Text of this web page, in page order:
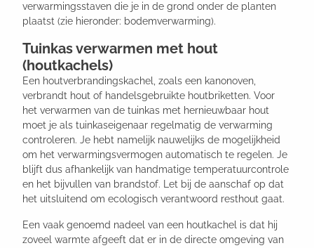
verwarmingsstaven die je in de grond onder de planten
plaatst (zie hieronder: bodemverwarming).
Tuinkas verwarmen met hout
(houtkachels)
Een houtverbrandingskachel, zoals een kanonoven,
verbrandt hout of handelsgebruikte houtbriketten. Voor
het verwarmen van de tuinkas met hernieuwbaar hout
moet je als tuinkaseigenaar regelmatig de verwarming
controleren. Je hebt namelijk nauwelijks de mogelijkheid
om het verwarmingsvermogen automatisch te regelen. Je
blijft dus afhankelijk van handmatige temperatuurcontrole
en het bijvullen van brandstof. Let bij de aanschaf op dat
het uitsluitend om ecologisch verantwoord resthout gaat.
Een vaak genoemd nadeel van een houtkachel is dat hij
zoveel warmte afgeeft dat er in de directe omgeving van